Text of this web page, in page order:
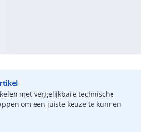
met vergelijkbare technische
om een juiste keuze te kunnen